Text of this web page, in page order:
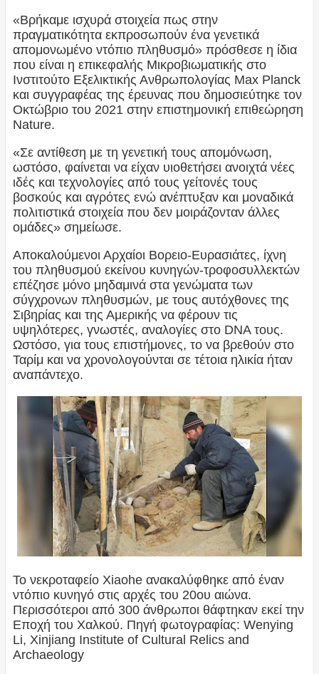
«Βρήκαμε ισχυρά στοιχεία πως στην
πραγματικότητα εκπροσωπούν ένα γενετικά
απομονωμένο ντόπιο πληθυσμό» πρόσθεσε η ίδια
που είναι η επικεφαλής Μικροβιωματικής στο
Ινστιτούτο Εξελικτικής Ανθρωπολογίας Max Planck
και συγγραφέας της έρευνας που δημοσιεύτηκε τον
Οκτώβριο του 2021 στην επιστημονική επιθεώρηση
Nature.
«Σε αντίθεση με τη γενετική τους απομόνωση,
ωστόσο, φαίνεται να είχαν υιοθετήσει ανοιχτά νέες
ιδές και τεχνολογίες από τους γείτονές τους
βοσκούς και αγρότες ενώ ανέπτυξαν και μοναδικά
πολιτιστικά στοιχεία που δεν μοιράζονταν άλλες
ομάδες» σημείωσε.
Αποκαλούμενοι Αρχαίοι Βορειο-Ευρασιάτες, ίχνη
του πληθυσμού εκείνου κυνηγών-τροφοσυλλεκτών
επέζησε μόνο μηδαμινά στα γενώματα των
σύγχρονων πληθυσμών, με τους αυτόχθονες της
Σιβηρίας και της Αμερικής να φέρουν τις
υψηλότερες, γνωστές, αναλογίες στο DNA τους.
Ωστόσο, για τους επιστήμονες, το να βρεθούν στο
Ταρίμ και να χρονολογούνται σε τέτοια ηλικία ήταν
αναπάντεχο.
Το νεκροταφείο Xiaohe ανακαλύφθηκε από έναν
ντόπιο κυνηγό στις αρχές του 20ου αιώνα.
Περισσότεροι από 300 άνθρωποι θάφτηκαν εκεί την
Εποχή του Χαλκού. Πηγή φωτογραφίας: Wenying
Li, Xinjiang Institute of Cultural Relics and
Archaeology